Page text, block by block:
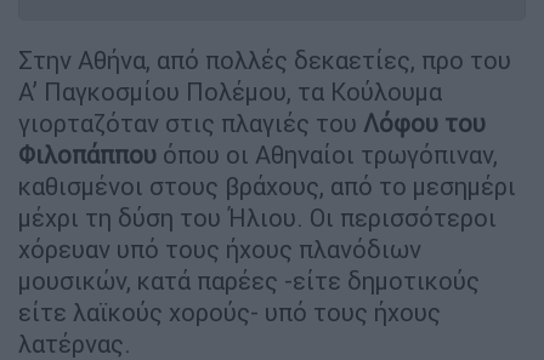
Στην Αθήνα, από πολλές δεκαετίες, προ του
Α’ Παγκοσμίου Πολέμου, τα Κούλουμα
γιορταζόταν στις πλαγιές του Λόφου του
Φιλοπάππου όπου οι Αθηναίοι τρωγόπιναν,
καθισμένοι στους βράχους, από το μεσημέρι
μέχρι τη δύση του Ήλιου. Οι περισσότεροι
χόρευαν υπό τους ήχους πλανόδιων
μουσικών, κατά παρέες -είτε δημοτικούς
είτε λαϊκούς χορούς- υπό τους ήχους
λατέρνας.